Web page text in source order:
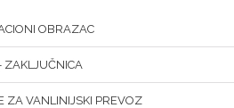
OBRAZAC
ZAKLJUČNICA
ZA VANLINIJSKI PREVOZ